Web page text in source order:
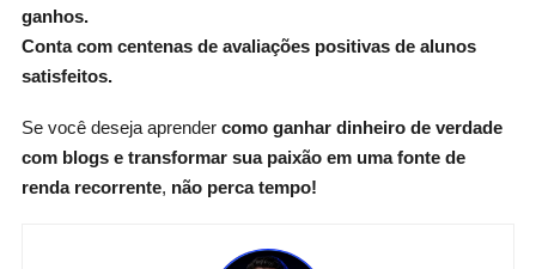
ganhos.
Conta com centenas de avaliações positivas de alunos
satisfeitos.
Se você deseja aprender como ganhar dinheiro de verdade
com blogs e transformar sua paixão em uma fonte de
renda recorrente, não perca tempo!